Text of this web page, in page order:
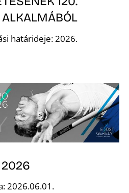
ALKALMÁBÓL
határideje: 2026.
2026
2026.06.01.